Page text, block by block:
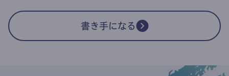
書き手になる